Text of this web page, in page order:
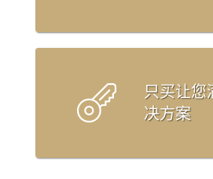
只买让您
决方案